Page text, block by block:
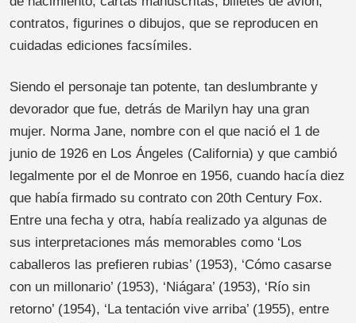
contratos, figurines o dibujos, que se reproducen en
cuidadas ediciones facsímiles.
Siendo el personaje tan potente, tan deslumbrante y
devorador que fue, detrás de Marilyn hay una gran
mujer. Norma Jane, nombre con el que nació el 1 de
junio de 1926 en Los Ángeles (California) y que cambió
legalmente por el de Monroe en 1956, cuando hacía diez
que había firmado su contrato con 20th Century Fox.
Entre una fecha y otra, había realizado ya algunas de
sus interpretaciones más memorables como ‘Los
caballeros las prefieren rubias’ (1953), ‘Cómo casarse
con un millonario’ (1953), ‘Niágara’ (1953), ‘Río sin
retorno’ (1954), ‘La tentación vive arriba’ (1955), entre